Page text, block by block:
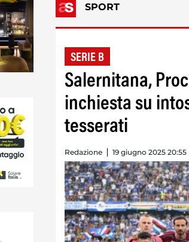
SPORT
SERIE B
Salernitana,
inchiesta su
tesserati
Redazione 19 giugno 2025 20:55